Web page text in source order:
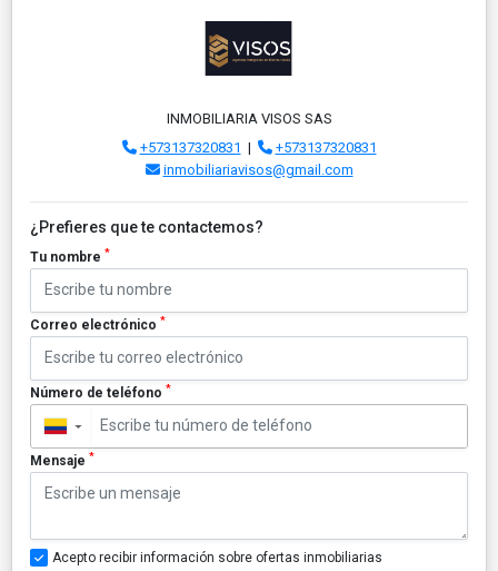
INMOBILIARIA VISOS SAS
+573137320831 |
+573137320831
inmobiliariavisos@gmail.com
¿Prefieres que te contactemos?
Tu nombre *
Correo electrónico *
Número de teléfono *
▼
Mensaje *
Acepto recibir información sobre ofertas inmobiliarias